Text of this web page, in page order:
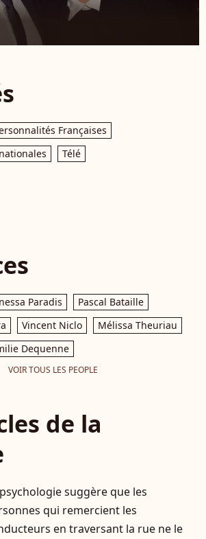
Françaises
Télé
Paradis
Pascal Bataille
Vincent Niclo
Mélissa Theuriau
Dequenne
VOIR TOUS LES PEOPLE
de la
suggère que les
qui remercient les
en traversant la rue ne le